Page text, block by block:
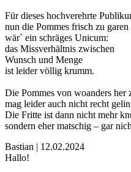
Für dieses hochverehrte
nun die Pommes frisch zu garen
wär` ein schräges Unicum:
das Missverhältnis zwischen
Wunsch und Menge
ist leider völlig krumm.
Die Pommes von woanders her
mag leider auch nicht recht
Die Fritte ist dann nicht mehr
sondern eher matschig – gar
Bastian | 12.02.2024
Hallo!